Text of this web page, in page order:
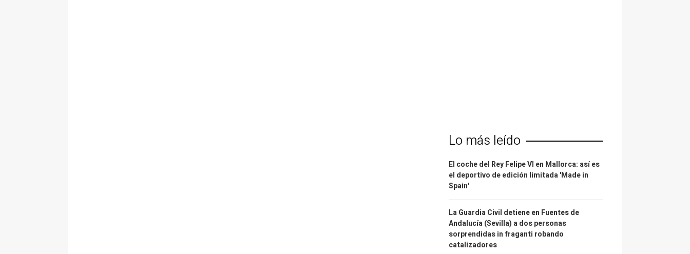
Lo más leído
El coche del Rey Felipe VI en Mallorca: así es
el deportivo de edición limitada 'Made in
Spain'
La Guardia Civil detiene en Fuentes de
Andalucía (Sevilla) a dos personas
sorprendidas in fraganti robando
catalizadores